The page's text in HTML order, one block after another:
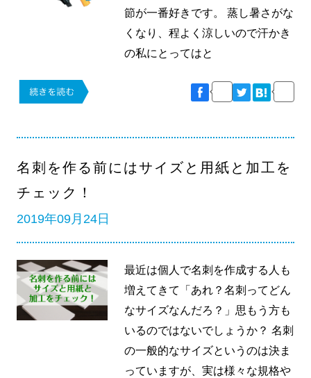
節が一番好きです。 蒸し暑さがな
くなり、程よく涼しいので汗かき
の私にとってはと
名刺を作る前にはサイズと用紙と加工を
チェック！
2019年09月24日
最近は個人で名刺を作成する人も
増えてきて「あれ？名刺ってどん
なサイズなんだろ？」思もう方も
いるのではないでしょうか？ 名刺
の一般的なサイズというのは決ま
っていますが、実は様々な規格や